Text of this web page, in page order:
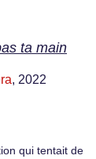
ta main
, 2022
qui tentait de